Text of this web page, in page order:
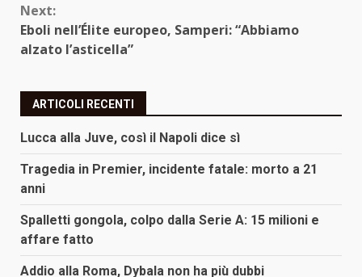
Next:
Eboli nell’Élite europeo, Samperi: “Abbiamo
alzato l’asticella”
ARTICOLI RECENTI
Lucca alla Juve, così il Napoli dice sì
Tragedia in Premier, incidente fatale: morto a 21
anni
Spalletti gongola, colpo dalla Serie A: 15 milioni e
affare fatto
Addio alla Roma, Dybala non ha più dubbi